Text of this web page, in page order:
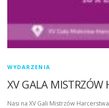
WYDARZENIA
XV GALA MISTRZÓW
Nasi na XV Gali Mistrzów